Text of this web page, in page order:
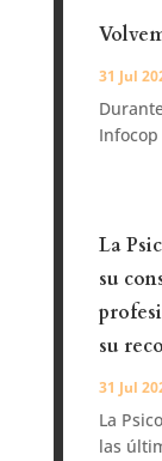
31 Jul
La
su
su
31 Jul
La
las